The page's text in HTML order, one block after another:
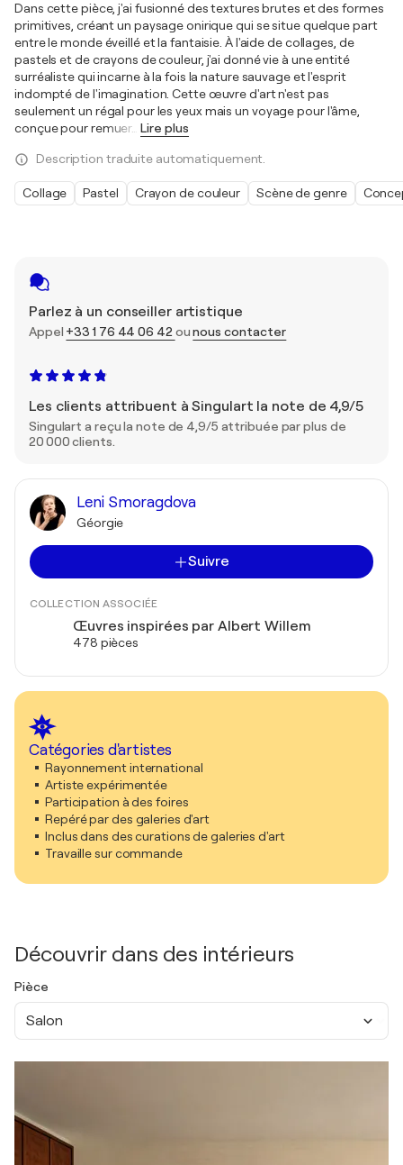
Parlez à un conseiller artistique
Appel +33 1 76 44 06 42 ounous contacter
Les clients attribuent à Singulart la note de 4,9/5
Singulart a reçu la note de 4,9/5 attribuée par plus de
20 000 clients.
Leni Smoragdova
Géorgie
Suivre
COLLECTION ASSOCIÉE
Œuvres inspirées par Albert Willem
478 pièces
Catégories d'artistes
Rayonnement international
Artiste expérimentée
Participation à des foires
Repéré par des galeries d'art
Inclus dans des curations de galeries d'art
Travaille sur commande
Découvrir dans des intérieurs
Pièce
Salon
Dans cette pièce, j'ai fusionné des textures brutes et des formes
primitives, créant un paysage onirique qui se situe quelque part
entre le monde éveillé et la fantaisie. À l'aide de collages, de
pastels et de crayons de couleur, j'ai donné vie à une entité
surréaliste qui incarne à la fois la nature sauvage et l'esprit
indompté de l'imagination. Cette œuvre d'art n'est pas
seulement un régal pour les yeux mais un voyage pour l'âme,
conçue pour remuer… Lire plus
Description traduite automatiquement.
Collage Pastel Crayon de couleur Scène de genre